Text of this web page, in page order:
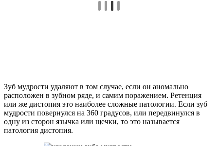
Зуб мудрости удаляют в том случае, если он аномально
расположен в зубном ряде, и самим поражением. Ретенция
или же дистопия это наиболее сложные патологии. Если зуб
мудрости повернулся на 360 градусов, или передвинулся в
одну из сторон язычка или щечки, то это называется
патология дистопия.